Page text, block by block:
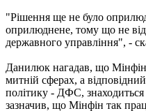
"Рішення ще не було
оприлюднене, тому що не
державного управління", -
Данилюк нагадав, що Мінфін
митній сферах, а
політику - ДФС, знаходиться
зазначив, що Мінфін так